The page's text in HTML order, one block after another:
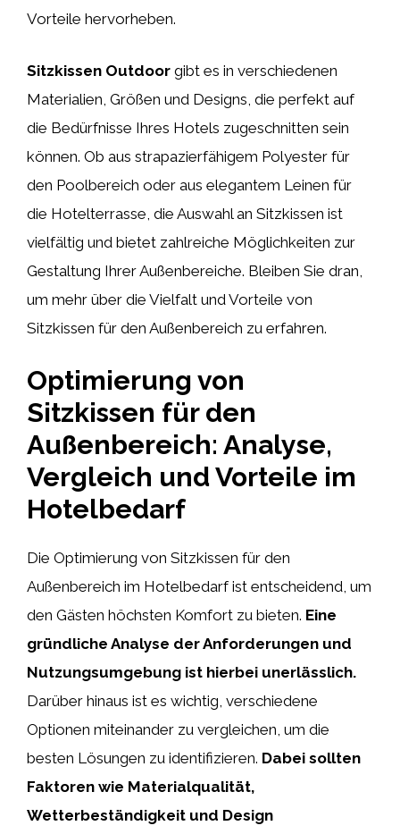
Vorteile hervorheben.
Sitzkissen Outdoor gibt es in verschiedenen
Materialien, Größen und Designs, die perfekt auf
die Bedürfnisse Ihres Hotels zugeschnitten sein
können. Ob aus strapazierfähigem Polyester für
den Poolbereich oder aus elegantem Leinen für
die Hotelterrasse, die Auswahl an Sitzkissen ist
vielfältig und bietet zahlreiche Möglichkeiten zur
Gestaltung Ihrer Außenbereiche. Bleiben Sie dran,
um mehr über die Vielfalt und Vorteile von
Sitzkissen für den Außenbereich zu erfahren.
Optimierung von
Sitzkissen für den
Außenbereich: Analyse,
Vergleich und Vorteile im
Hotelbedarf
Die Optimierung von Sitzkissen für den
Außenbereich im Hotelbedarf ist entscheidend, um
den Gästen höchsten Komfort zu bieten. Eine
gründliche Analyse der Anforderungen und
Nutzungsumgebung ist hierbei unerlässlich.
Darüber hinaus ist es wichtig, verschiedene
Optionen miteinander zu vergleichen, um die
besten Lösungen zu identifizieren. Dabei sollten
Faktoren wie Materialqualität,
Wetterbeständigkeit und Design